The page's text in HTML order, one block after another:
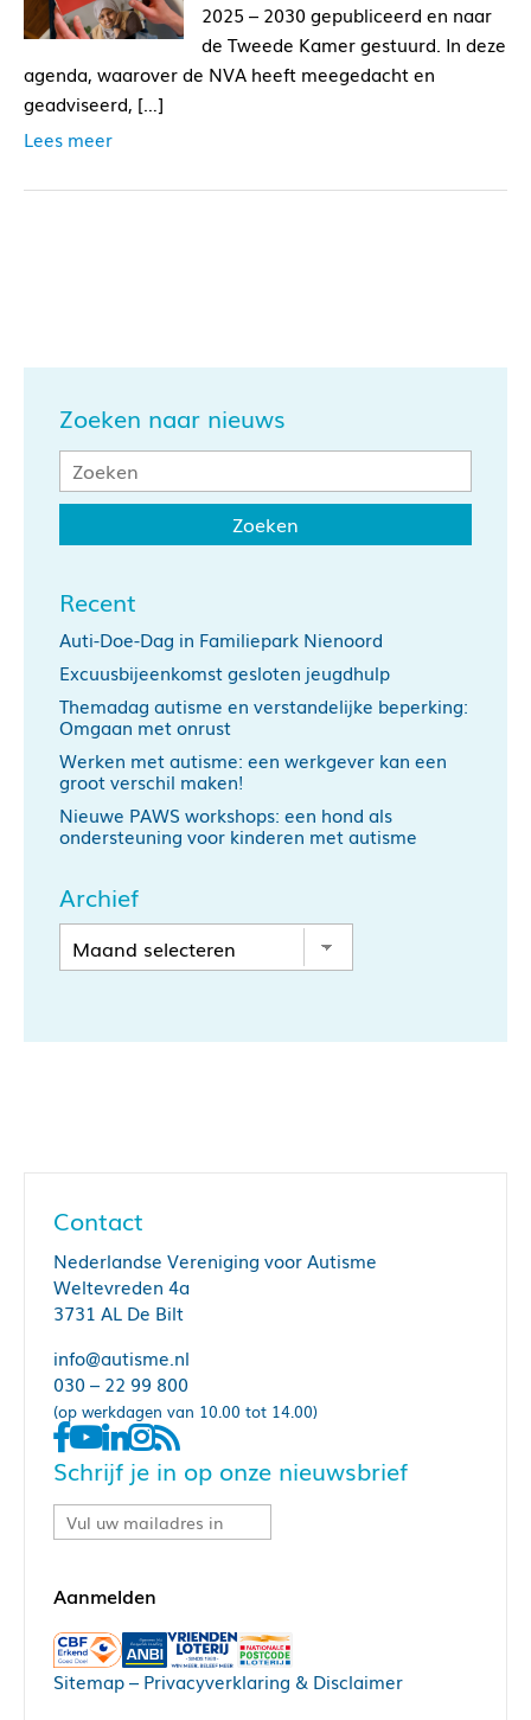
2025 – 2030 gepubliceerd en naar
de Tweede Kamer gestuurd. In deze
agenda, waarover de NVA heeft meegedacht en
geadviseerd, […]
Lees meer
Zoeken naar nieuws
Recent
Auti-Doe-Dag in Familiepark Nienoord
Excuusbijeenkomst gesloten jeugdhulp
Themadag autisme en verstandelijke beperking:
Omgaan met onrust
Werken met autisme: een werkgever kan een
groot verschil maken!
Nieuwe PAWS workshops: een hond als
ondersteuning voor kinderen met autisme
Archief
Contact
Nederlandse Vereniging voor Autisme
Weltevreden 4a
3731 AL De Bilt
info@autisme.nl
030 – 22 99 800
(op werkdagen van 10.00 tot 14.00)
Schrijf je in op onze nieuwsbrief
Sitemap– Privacyverklaring & Disclaimer